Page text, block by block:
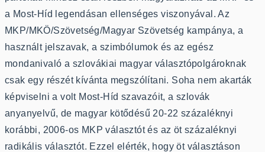
a Most-Híd legendásan ellenséges viszonyával. Az
MKP/MKÖ/Szövetség/Magyar Szövetség kampánya, a
használt jelszavak, a szimbólumok és az egész
mondanivaló a szlovákiai magyar választópolgároknak
csak egy részét kívánta megszólítani. Soha nem akarták
képviselni a volt Most-Híd szavazóit, a szlovák
anyanyelvű, de magyar kötődésű 20-22 százaléknyi
korábbi, 2006-os MKP választót és az öt százaléknyi
radikális választót. Ezzel elérték, hogy öt választáson